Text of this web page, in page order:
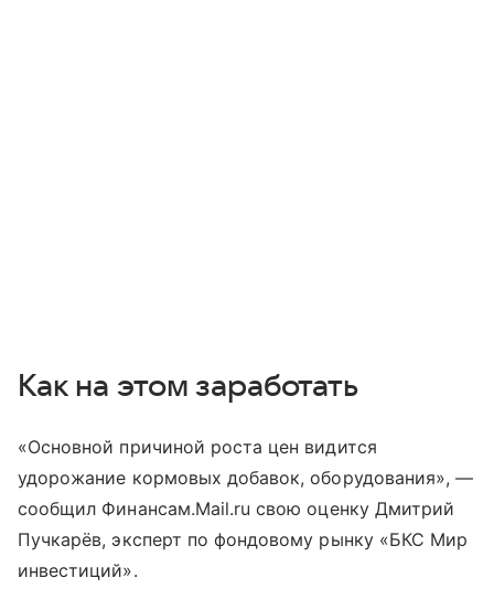
Как на этом заработать
«Основной причиной роста цен видится
удорожание кормовых добавок, оборудования», —
сообщил Финансам.Mail.ru свою оценку Дмитрий
Пучкарёв, эксперт по фондовому рынку «БКС Мир
инвестиций».